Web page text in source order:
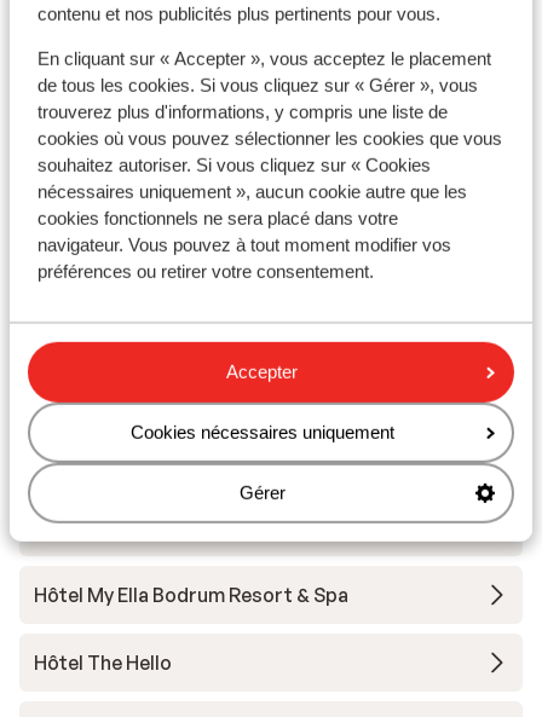
contenu et nos publicités plus pertinents pour vous.
En cliquant sur « Accepter », vous acceptez le placement
de tous les cookies. Si vous cliquez sur « Gérer », vous
trouverez plus d'informations, y compris une liste de
cookies où vous pouvez sélectionner les cookies que vous
souhaitez autoriser. Si vous cliquez sur « Cookies
nécessaires uniquement », aucun cookie autre que les
cookies fonctionnels ne sera placé dans votre
navigateur. Vous pouvez à tout moment modifier vos
préférences ou retirer votre consentement.
Accepter
Cookies nécessaires uniquement
Gérer
opleve
Hôtel Aquasis Deluxe Resort & Spa
Hôtel Maxeria Blue Didyma
Hôtel Selectum Colours Bodrum
Hôtel Bodrum Holiday Resort
Hôtel Kadikale Resort - Ultra All Inclusive
Hôtel Sami Beach
Hôtel Duja Didim
Hôtel Duja Bodrum
Hôtel My Ella Bodrum Resort & Spa
Hôtel The Hello